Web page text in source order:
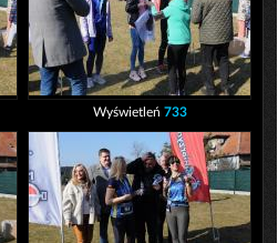
Wyświetleń 733